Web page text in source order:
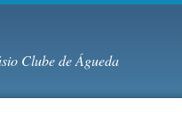
Clube de Águeda